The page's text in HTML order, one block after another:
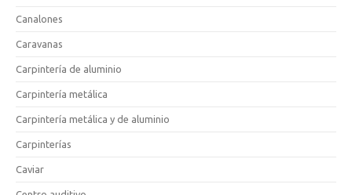
Canalones
Caravanas
Carpintería de aluminio
Carpintería metálica
Carpintería metálica y de aluminio
Carpinterías
Caviar